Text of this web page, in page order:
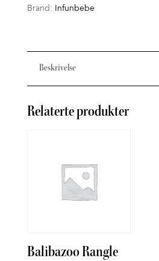
Brand: Infunbebe
Beskrivelse
Relaterte produkter
Balibazoo Rangle